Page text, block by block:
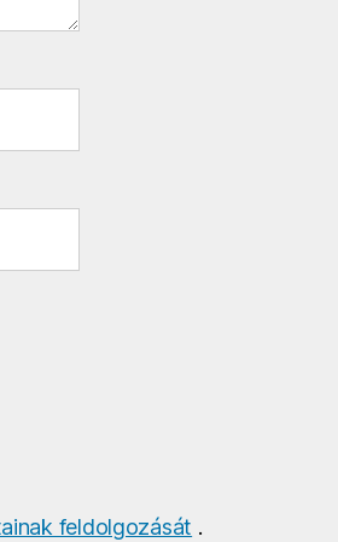
feldolgozását .